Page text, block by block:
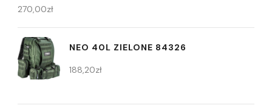
270,00zł
NEO 40L ZIELONE 84326
188,20zł